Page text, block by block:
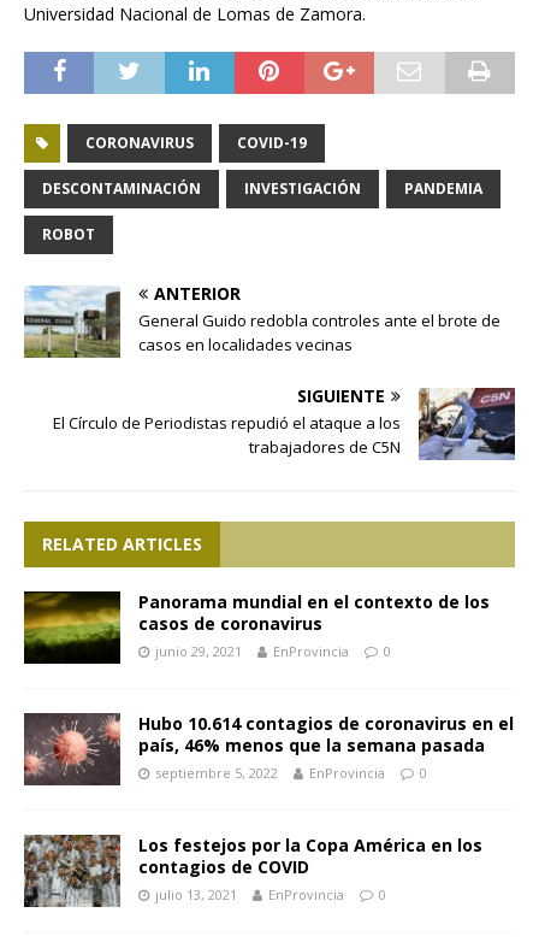
Universidad Nacional de Lomas de Zamora.
CORONAVIRUS COVID-19
DESCONTAMINACIÓN INVESTIGACIÓN PANDEMIA
ROBOT
ANTERIOR
General Guido redobla controles ante el brote de
casos en localidades vecinas
SIGUIENTE
El Círculo de Periodistas repudió el ataque a los
trabajadores de C5N
RELATED ARTICLES
Panorama mundial en el contexto de los
casos de coronavirus
junio 29, 2021 EnProvincia 0
Hubo 10.614 contagios de coronavirus en el
país, 46% menos que la semana pasada
septiembre 5, 2022 EnProvincia 0
Los festejos por la Copa América en los
contagios de COVID
julio 13, 2021 EnProvincia 0